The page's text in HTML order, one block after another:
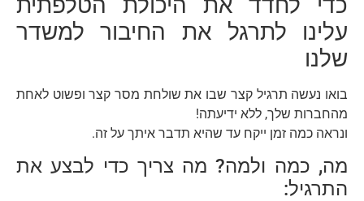
עלינו לתרגל את החיבור למשדר
שלנו
בואו נעשה תרגיל קצר שבו את שולחת מסר קצר ופשוט לאחת
מהחברות שלך, ללא ידיעתה!
ונראה כמה זמן ייקח עד שהיא תדבר איתך על זה.
מה, כמה ולמה? מה צריך כדי לבצע את
התרגיל: